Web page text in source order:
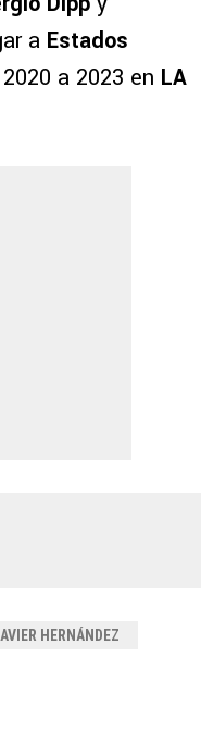
a Estados
a 2023 en LA
HERNÁNDEZ